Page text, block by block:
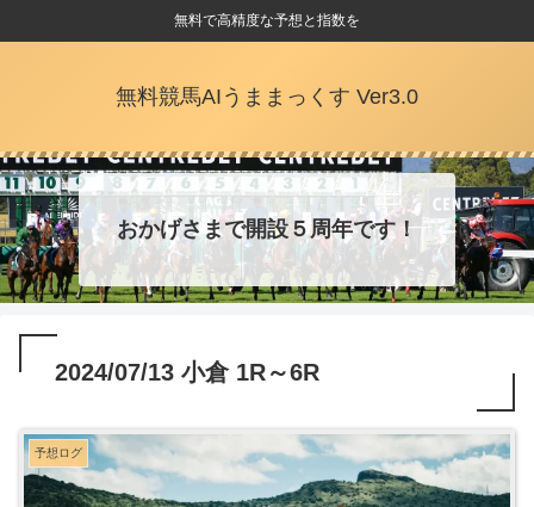
無料で高精度な予想と指数を
無料競馬AIうままっくす Ver3.0
おかげさまで開設５周年です！
2024/07/13 小倉 1R～6R
予想ログ